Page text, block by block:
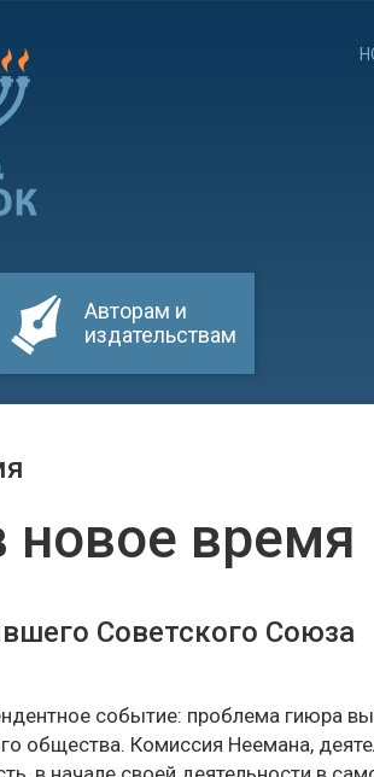
Авторам и
издательствам
новое время
Советского Союза
событие: проблема гиюра
общества. Комиссия Неемана,